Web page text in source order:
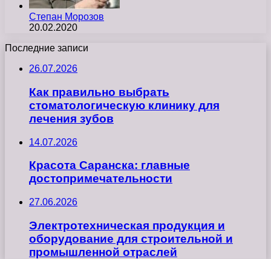
Степан Морозов
20.02.2020
Последние записи
26.07.2026
Как правильно выбрать
стоматологическую клинику для
лечения зубов
14.07.2026
Красота Саранска: главные
достопримечательности
27.06.2026
Электротехническая продукция и
оборудование для строительной и
промышленной отраслей